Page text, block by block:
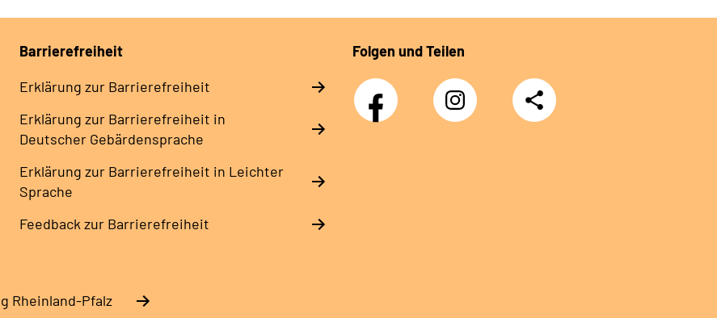
Barrierefreiheit
Erklärung zur Barrierefreiheit
Erklärung zur Barrierefreiheit in
Deutscher Gebärdensprache
Erklärung zur Barrierefreiheit in Leichter
Sprache
Feedback zur Barrierefreiheit
Folgen und Teilen
Facebook
Instagram
DRV
Nachwuchskräfte
Teilen
Rheinland-Pfalz